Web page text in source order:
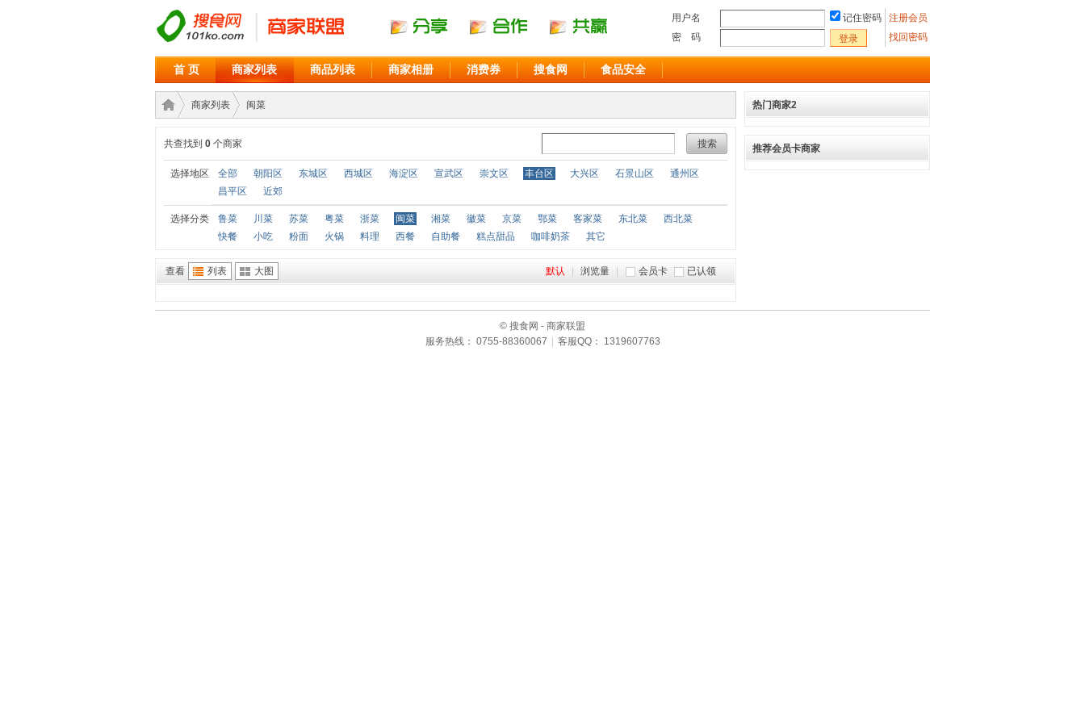
注册会员
找回密码
用户名
记住密码
密 码
登录
首 页 商家列表 商品列表 商家相册 消费券 搜食网 食品安全
商家›
商家列表
›
闽菜
搜索
共查找到 0 个商家
选择地区 全部 朝阳区 东城区 西城区 海淀区 宣武区 崇文区 丰台区 大兴区 石景山区
通州区
昌平区
近郊
选择分类 鲁菜 川菜 苏菜 粤菜 浙菜 闽菜 湘菜 徽菜 京菜 鄂菜 客家菜 东北菜
西北菜
快餐
小吃 粉面 火锅 料理 西餐 自助餐 糕点甜品 咖啡奶茶 其它
查看 列表 大图 会员卡 已认领
默认 浏览量
热门商家2
推荐会员卡商家
© 搜食网 - 商家联盟
服务热线： 0755-88360067
客服QQ： 1319607763